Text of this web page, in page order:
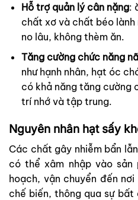
Hỗ trợ quản lý cân nặng:
chất xơ và chất béo
no lâu, không thèm ăn.
Tăng cường chức năng
như hạnh nhân, hạt óc
có khả năng tăng cường
trí nhớ và tập trung.
Nguyên nhân hạt sấy
Các chất gây nhiễm bẩn
có thể xâm nhập vào sản
hoạch, vận chuyển đến
chế biến, thông qua sự